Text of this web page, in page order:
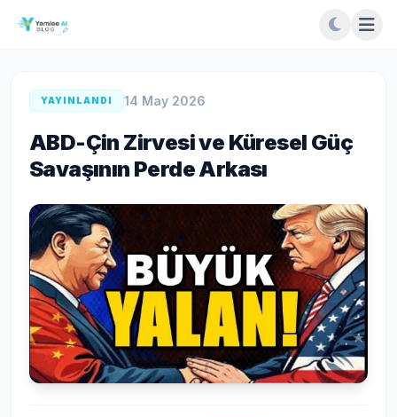
YAYINLANDI 14 May 2026
ABD-Çin Zirvesi ve Küresel Güç
Savaşının Perde Arkası